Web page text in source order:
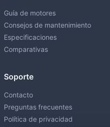
Guía de motores
Consejos de mantenimiento
Especificaciones
Comparativas
Soporte
Contacto
Preguntas frecuentes
Política de privacidad